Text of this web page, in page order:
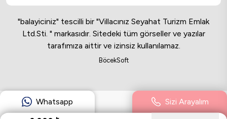
"balayiciniz" tescilli bir "Villacınız Seyahat Turizm Emlak
Ltd.Sti. " markasıdır. Sitedeki tüm görseller ve yazılar
tarafımıza aittir ve izinsiz kullanılamaz.
BöcekSoft
Whatsapp Sizi Arayalım